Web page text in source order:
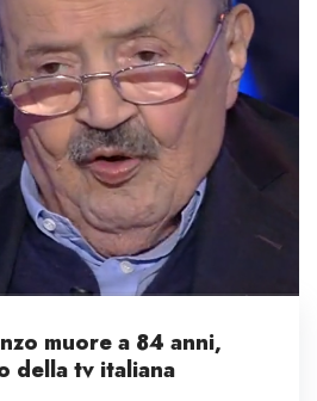
muore a 84 anni,
della tv italiana